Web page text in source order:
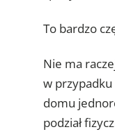
To bardzo
Nie ma
w
domu
podział